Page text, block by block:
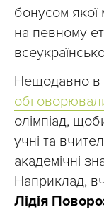
бонусом
на певному
Нещодавно в
олімпіад,
учні та
академічні
Наприклад,
Лідія